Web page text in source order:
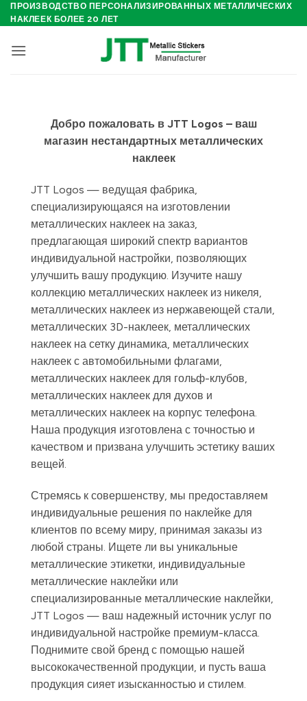
Skip
to
ПРОИЗВОДСТВО ПЕРСОНАЛИЗИРОВАННЫХ МЕТАЛЛИЧЕСКИХ
НАКЛЕЕК БОЛЕЕ 20 ЛЕТ
Добро пожаловать в JTT Logos – ваш
магазин нестандартных металлических
наклеек
JTT Logos — ведущая фабрика,
специализирующаяся на изготовлении
металлических наклеек на заказ,
предлагающая широкий спектр вариантов
индивидуальной настройки, позволяющих
улучшить вашу продукцию. Изучите нашу
коллекцию металлических наклеек из никеля,
металлических наклеек из нержавеющей стали,
металлических 3D-наклеек, металлических
наклеек на сетку динамика, металлических
наклеек с автомобильными флагами,
металлических наклеек для гольф-клубов,
металлических наклеек для духов и
металлических наклеек на корпус телефона.
Наша продукция изготовлена с точностью и
качеством и призвана улучшить эстетику ваших
вещей.
Стремясь к совершенству, мы предоставляем
индивидуальные решения по наклейке для
клиентов по всему миру, принимая заказы из
любой страны. Ищете ли вы уникальные
металлические этикетки, индивидуальные
металлические наклейки или
специализированные металлические наклейки,
JTT Logos — ваш надежный источник услуг по
индивидуальной настройке премиум-класса.
Поднимите свой бренд с помощью нашей
высококачественной продукции, и пусть ваша
продукция сияет изысканностью и стилем.